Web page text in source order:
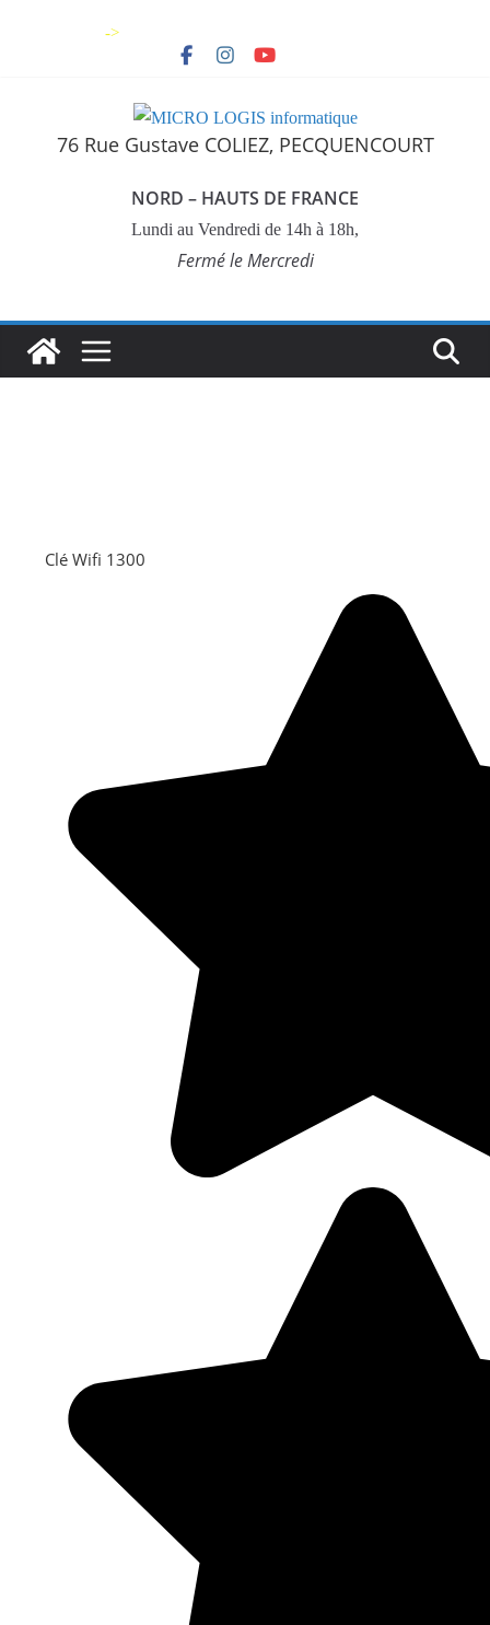
->
76 Rue Gustave COLIEZ, PECQUENCOURT
NORD – HAUTS DE FRANCE
Lundi au Vendredi de 14h à 18h,
Fermé le Mercredi
Clé Wifi 1300